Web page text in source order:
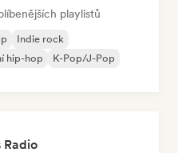
playlistů
Indie rock
hip-hop
K-Pop/J-Pop
Radio